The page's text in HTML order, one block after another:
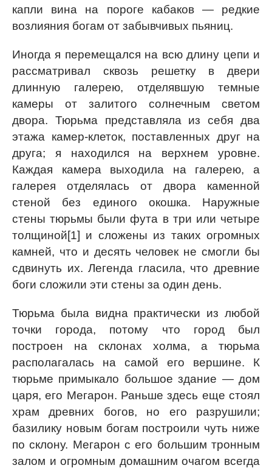
капли вина на пороге кабаков — редкие
возлияния богам от забывчивых пьяниц.
Иногда я перемещался на всю длину цепи и
рассматривал сквозь решетку в двери
длинную галерею, отделявшую темные
камеры от залитого солнечным светом
двора. Тюрьма представляла из себя два
этажа камер-клеток, поставленных друг на
друга; я находился на верхнем уровне.
Каждая камера выходила на галерею, а
галерея отделялась от двора каменной
стеной без единого окошка. Наружные
стены тюрьмы были фута в три или четыре
толщиной[1] и сложены из таких огромных
камней, что и десять человек не смогли бы
сдвинуть их. Легенда гласила, что древние
боги сложили эти стены за один день.
Тюрьма была видна практически из любой
точки города, потому что город был
построен на склонах холма, а тюрьма
располагалась на самой его вершине. К
тюрьме примыкало большое здание — дом
царя, его Мегарон. Раньше здесь еще стоял
храм древних богов, но его разрушили;
базилику новым богам построили чуть ниже
по склону. Мегарон с его большим тронным
залом и огромным домашним очагом всегда